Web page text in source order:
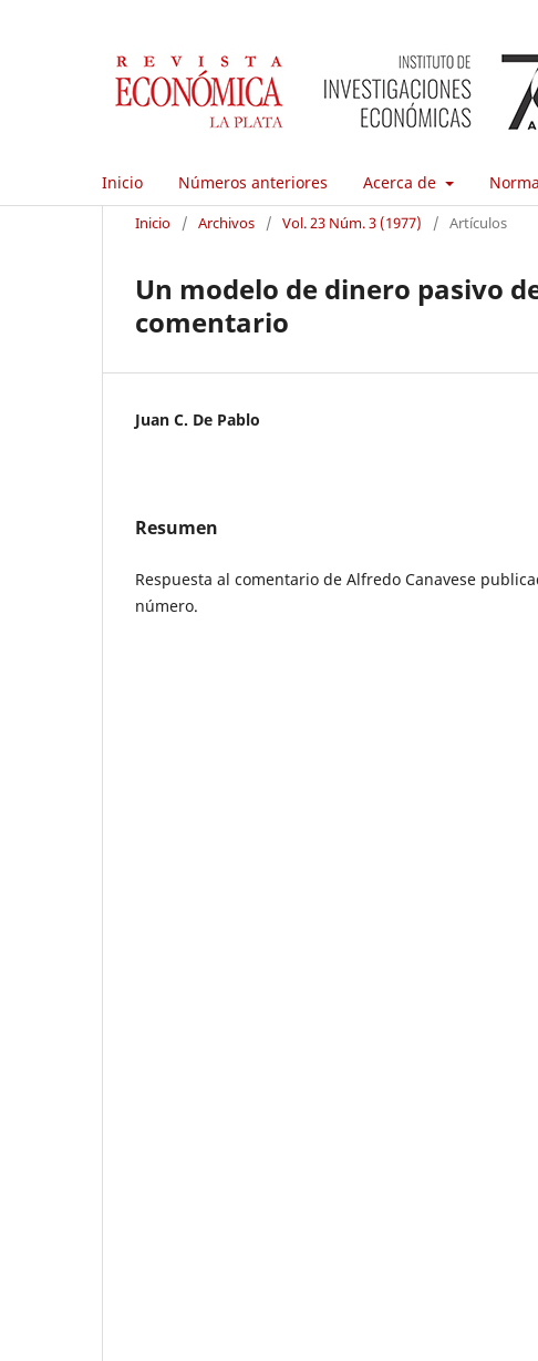
Inicio Números anteriores Acerca de
Inicio / Archivos / Vol. 23 Núm. 3 (1977) / Artículos
Un modelo de dinero pasivo
comentario
Juan C. De Pablo
Resumen
Respuesta al comentario de Alfredo Canavese
número.